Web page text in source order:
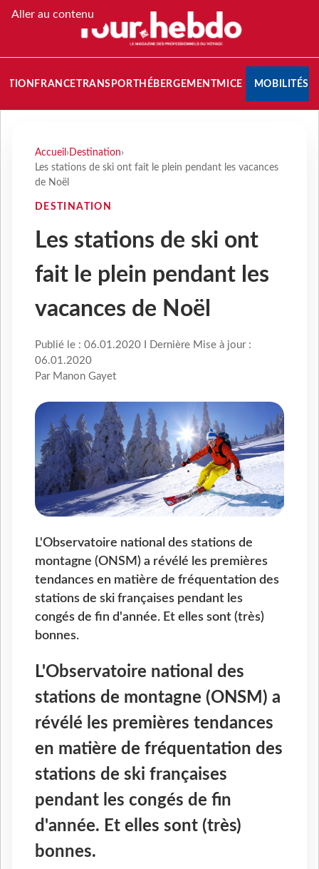
Aller au contenu
FRANCETRANSPORT HÉBERGEMENTMICE MOBILITÉS
Accueil › Destination›
Les stations de ski ont fait le plein pendant les vacances
de Noël
DESTINATION
Les stations de ski ont
fait le plein pendant les
vacances de Noël
Publié le : 06.01.2020 I Dernière Mise à jour :
06.01.2020
Par Manon Gayet
L'Observatoire national des stations de
montagne (ONSM) a révélé les premières
tendances en matière de fréquentation des
stations de ski françaises pendant les
congés de fin d'année. Et elles sont (très)
bonnes.
L'Observatoire national des
stations de montagne (ONSM) a
révélé les premières tendances
en matière de fréquentation des
stations de ski françaises
pendant les congés de fin
d'année. Et elles sont (très)
bonnes.